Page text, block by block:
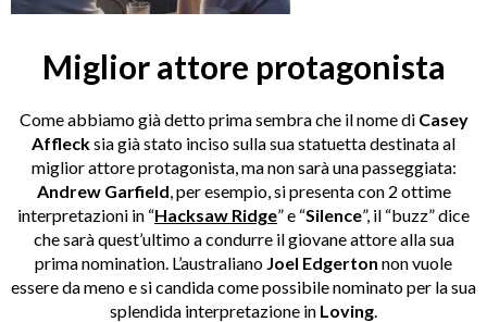
Miglior attore protagonista
Come abbiamo già detto prima sembra che il nome di Casey
Afflecksia già stato inciso sulla sua statuetta destinata al
miglior attore protagonista, ma non sarà una passeggiata:
Andrew Garfield , per esempio, si presenta con 2 ottime
interpretazioni in “Hacksaw Ridge” e “Silence”, il “buzz” dice
che sarà quest’ultimo a condurre il giovane attore alla sua
prima nomination. L’australiano Joel Edgerton non vuole
essere da meno e si candida come possibile nominato per la sua
splendida interpretazione in Loving